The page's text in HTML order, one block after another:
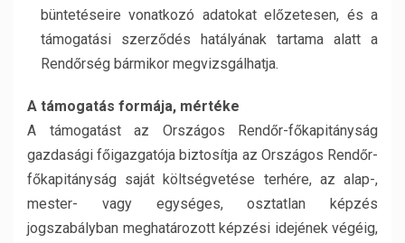
büntetéseire vonatkozó adatokat előzetesen, és a
támogatási szerződés hatályának tartama alatt a
Rendőrség bármikor megvizsgálhatja.
A támogatás formája, mértéke
A támogatást az Országos Rendőr-főkapitányság
gazdasági főigazgatója biztosítja az Országos Rendőr-
főkapitányság saját költségvetése terhére, az alap-,
mester- vagy egységes, osztatlan képzés
jogszabályban meghatározott képzési idejének végéig,